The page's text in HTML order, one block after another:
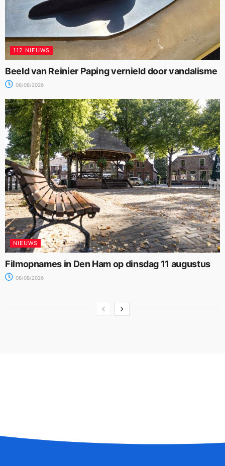
112 NIEUWS
Beeld van Reinier Paping vernield door vandalisme
06/08/2026
NIEUWS
Filmopnames in Den Ham op dinsdag 11 augustus
06/08/2026